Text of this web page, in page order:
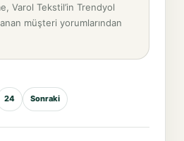
Varol Tekstil’in Trendyol
müşteri yorumlarından
24 Sonraki